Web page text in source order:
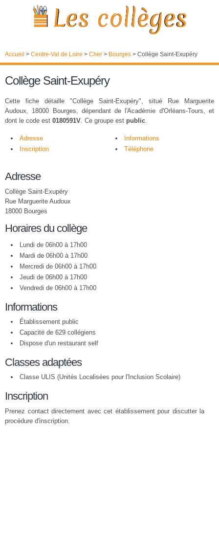
Accueil > Centre-Val de Loire > Cher > Bourges > Collège Saint-Exupéry
Collège Saint-Exupéry
Cette fiche détaille "Collège Saint-Exupéry", situé Rue Marguerite
Audoux, 18000 Bourges, dépendant de l'Académie d'Orléans-Tours, et
dont le code est 0180591V. Ce groupe est public.
Adresse
Informations
Inscription
Téléphone
Adresse
Collège Saint-Exupéry
Rue Marguerite Audoux
18000 Bourges
Horaires du collège
Lundi de 06h00 à 17h00
Mardi de 06h00 à 17h00
Mercredi de 06h00 à 17h00
Jeudi de 06h00 à 17h00
Vendredi de 06h00 à 17h00
Informations
Établissement public
Capacité de 629 collégiens
Dispose d'un restaurant self
Classes adaptées
Classe ULIS (Unités Localisées pour l'Inclusion Scolaire)
Inscription
Prenez contact directement avec cet établissement pour discutter la
procédure d'inscription.